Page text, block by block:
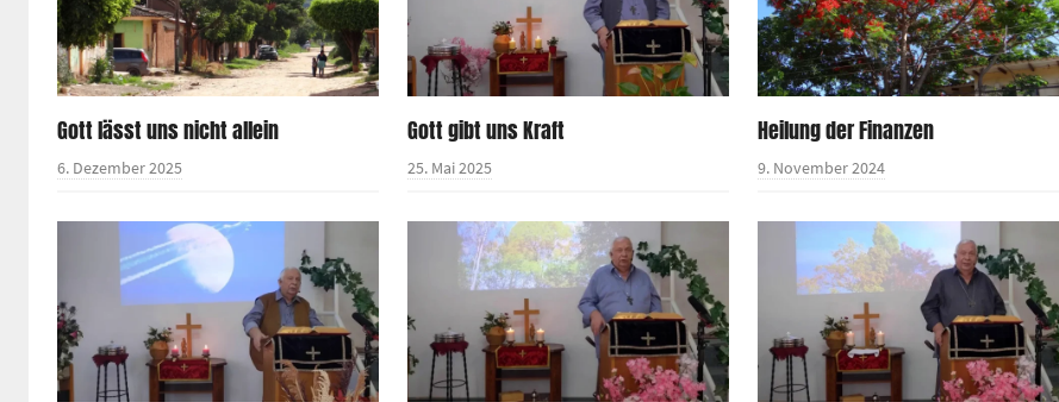
Gott lässt uns nicht allein
6. Dezember 2025
Gott gibt uns Kraft
25. Mai 2025
Heilung der Finanzen
9. November 2024